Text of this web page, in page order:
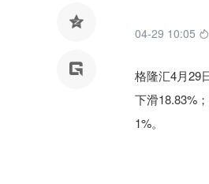


04-29 10:05
格隆汇4月29
下滑18.83%
1%。